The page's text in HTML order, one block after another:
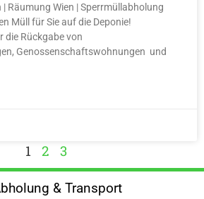
Räumung Wien | Sperrmüllabholung
Müll für Sie auf die Deponie!
die Rückgabe von
Genossenschaftswohnungen und
1 2 3
& Transport